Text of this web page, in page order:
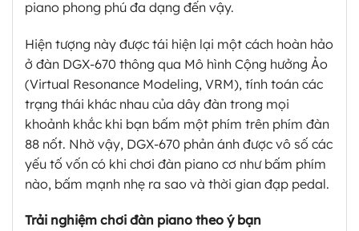
piano phong phú đa dạng đến vậy.
Hiện tượng này được tái hiện lại một cách hoàn hảo
ở đàn DGX-670 thông qua Mô hình Cộng hưởng Ảo
(Virtual Resonance Modeling, VRM), tính toán các
trạng thái khác nhau của dây đàn trong mọi
khoảnh khắc khi bạn bấm một phím trên phím đàn
88 nốt. Nhờ vậy, DGX-670 phản ánh được vô số các
yếu tố vốn có khi chơi đàn piano cơ như bấm phím
nào, bấm mạnh nhẹ ra sao và thời gian đạp pedal.
Trải nghiệm chơi đàn piano theo ý bạn